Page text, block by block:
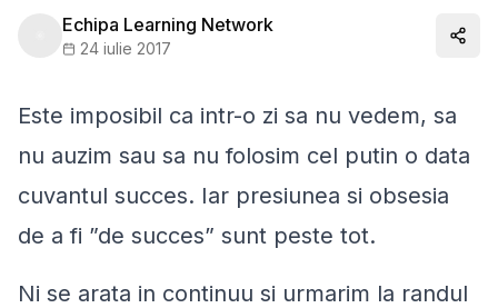
Echipa Learning Network
24 iulie 2017
Este imposibil ca intr-o zi sa nu vedem, sa
nu auzim sau sa nu folosim cel putin o data
cuvantul succes. Iar presiunea si obsesia
de a fi ”de succes” sunt peste tot.
Ni se arata in continuu si urmarim la randul